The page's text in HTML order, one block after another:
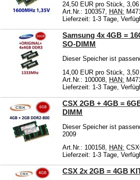
24,50 EUR pro Stück,
Art.Nr.: 100357, HAN:
Lieferzeit: 1-3 Tage,
Samsung 4x 4GB =
SO-DIMM
Dieser Speicher ist
14,00 EUR pro Stück,
Art.Nr.: 100008,
HAN:
Lieferzeit: 1-3 Tage,
CSX 2GB + 4GB =
DIMM
Dieser Speicher ist
2009
Art.Nr.: 100158, HAN:
Lieferzeit: 1-3 Tage,
CSX 2x 2GB = 4GB